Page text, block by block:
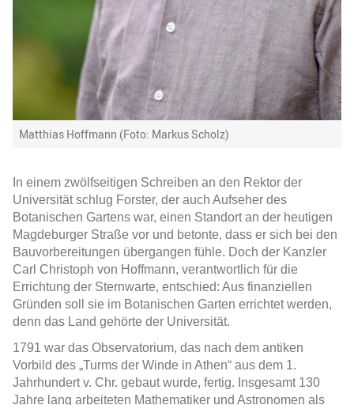
Matthias Hoffmann (Foto: Markus Scholz)
In einem zwölfseitigen Schreiben an den Rektor der
Universität schlug Forster, der auch Aufseher des
Botanischen Gartens war, einen Standort an der heutigen
Magdeburger Straße vor und betonte, dass er sich bei den
Bauvorbereitungen übergangen fühle. Doch der Kanzler
Carl Christoph von Hoffmann, verantwortlich für die
Errichtung der Sternwarte, entschied: Aus finanziellen
Gründen soll sie im Botanischen Garten errichtet werden,
denn das Land gehörte der Universität.
1791 war das Observatorium, das nach dem antiken
Vorbild des „Turms der Winde in Athen“ aus dem 1.
Jahrhundert v. Chr. gebaut wurde, fertig. Insgesamt 130
Jahre lang arbeiteten Mathematiker und Astronomen als